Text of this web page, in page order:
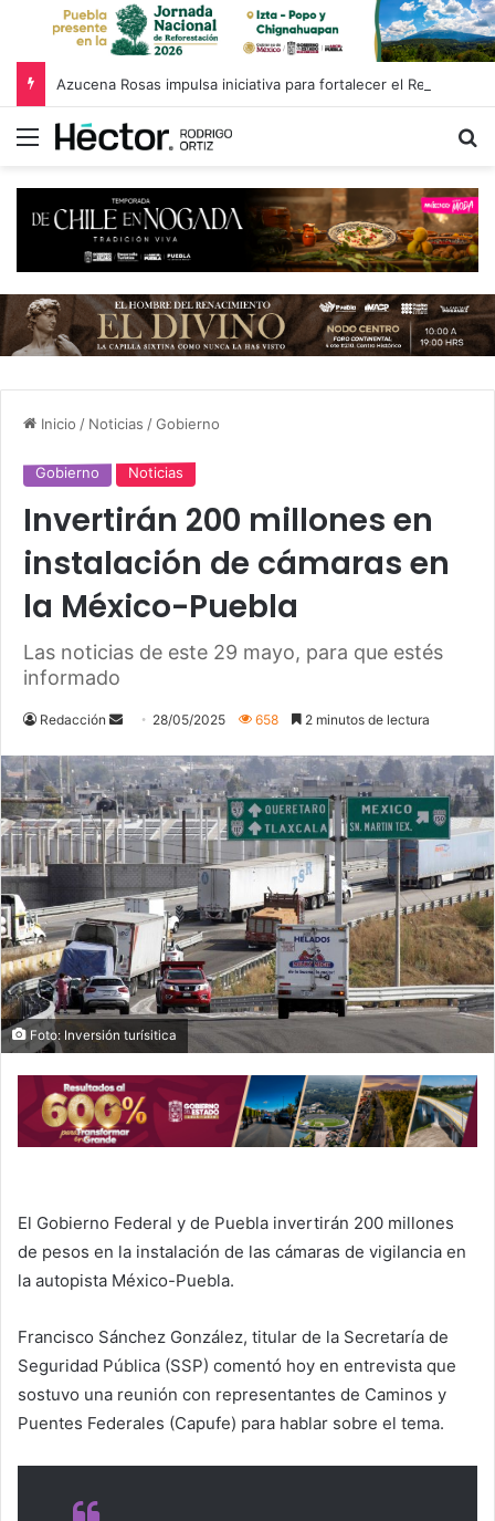
Menú
Inicio / Noticias /Gobierno
Gobierno Noticias
Invertirán 200 millones en
instalación de cámaras en
la México-Puebla
Las noticias de este 29 mayo, para que estés
informado
Redacción
Send
email
28/05/2025 658 2 minutos de lectura
Foto: Inversión turísitica
El Gobierno Federal y de Puebla invertirán 200 millones
de pesos en la instalación de las cámaras de vigilancia en
la autopista México-Puebla.
Francisco Sánchez González, titular de la Secretaría de
Seguridad Pública (SSP) comentó hoy en entrevista que
sostuvo una reunión con representantes de Caminos y
Puentes Federales (Capufe) para hablar sobre el tema.